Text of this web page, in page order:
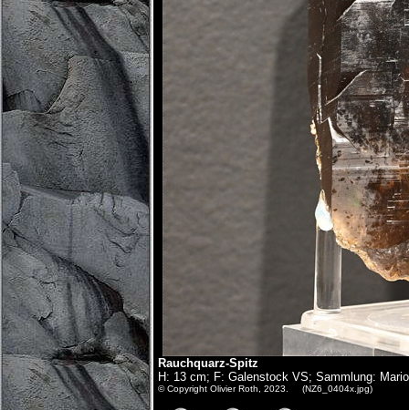
Rauchquarz-Spitz
H: 13 cm; F: Galenstock VS; Sammlung:
© Copyright Olivier Roth, 2023. (NZ6_0404x.jpg)